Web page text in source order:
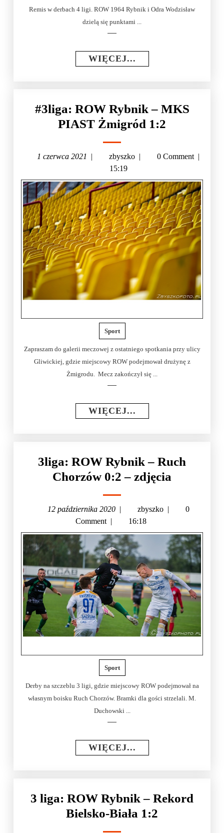
Remis w derbach 4 ligi. ROW 1964 Rybnik i Odra Wodzisław
dzielą się punktami ...
WIĘCEJ...
#3liga: ROW Rybnik – MKS
PIAST Żmigród 1:2
1 czerwca 2021 | zbyszko | 0 Comment |
15:19
Sport
Zapraszam do galerii meczowej z ostatniego spotkania przy ulicy
Gliwickiej, gdzie miejscowy ROW podejmował drużynę z
Żmigrodu. Mecz zakończył się ...
WIĘCEJ...
3liga: ROW Rybnik – Ruch
Chorzów 0:2 – zdjęcia
12 października 2020 | zbyszko |
0
Comment | 16:18
Sport
Derby na szczeblu 3 ligi, gdzie miejscowy ROW podejmował na
własnym boisku Ruch Chorzów. Bramki dla gości strzelali. M.
Duchowski ...
WIĘCEJ...
3 liga: ROW Rybnik – Rekord
Bielsko-Biała 1:2